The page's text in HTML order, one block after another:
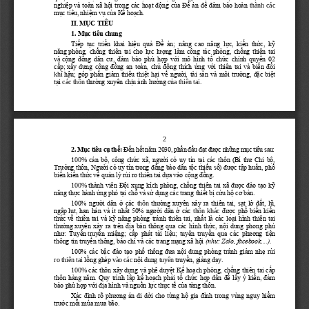
nghiệp và toàn xã hội trong các hoạt động của Đề án để đảm bảo hoàn thành các
mục tiêu, nhiệm vụ của Kế hoạch.
II. MỤC TIÊU
1. Mục tiêu chung
Tiếp  tục  triển  khai  hiệu  quả  Đề  án;  nâng  cao  năng  lực,  kiến  thức,  kỹ
năng phòng, chống thiên tai cho lực lượng làm công tác phòng, chống thiên tai
và cộng đồng dân cư, đảm bảo phù hợp với mô hình tổ chức chính quyền 02
cấp; xây dựng cộng đồng an toàn, chủ động thích ứng với thiên tai và biến đổi
khí hậu; góp phần giảm thiểu thiệt hại về người,
tài sản và môi trường, đặc biệt
tại các thôn thường xuyên chịu ảnh hưởng của thiên tai.
2
2. Mục tiêu cụ thể: Đến hết năm 2030, phấn đấu đạt được những mục tiêu sau:
100% cán bộ, công chức xã, người có uy tín tại các thôn (Bí thư Chi bộ,
Trưởng thôn, Người có uy tín trong đồng bào dân tộc thiểu số) được tập huấn, phổ
biến kiến thức về quản lý rủi ro thiên tai dựa vào cộng đồng.
100% thành viên Đội xung kích phòng, chống thiên tai xã được đào tạo kỹ
năng thực hành ứng phó tại chỗ và sử dụng các trang thiết bị cứu hộ cơ bản.
100% người dân ở các thôn thường xuyên xảy ra thiên tai, sạt lở đất, lũ,
ngập lụt, hạn hán và ít nhất 50% người dân ở các thôn  khác được phổ biến kiến
thức về thiên tai và kỹ năng phòng tránh thiên tai, nhất là các loại hình thiên tai
thường xuyên xảy ra trên địa bàn thông qua các hình thức, nội dung phong phú
như: Tuyên truyền miệng; cấp phát tài liệu; tuyên truyền qua các phương tiện
thông tin truyền thông, báo chí và các trang mạng xã hội (như: Zalo, facebook,...)
100% các bậc đào tạo phổ thông đưa nội dung phòng tránh giảm nhẹ rủi
ro thiên tai lồng ghép vào các nội dung tuyên truyền, giảng dạy
100% các thôn xây dựng và phê duyệt Kế hoạch phòng, chống thiên tai cấp
thôn hàng năm. Quy trình lập kế hoạch phải tổ chức họp dân để lấy ý kiến, đảm
bảo phù hợp với địa hình và nguồn lực thực tế của từng thôn.
Xác định rõ phương án di dời cho từng hộ gia đình trong vùng nguy hiểm
trước mỗi mùa mưa bão.